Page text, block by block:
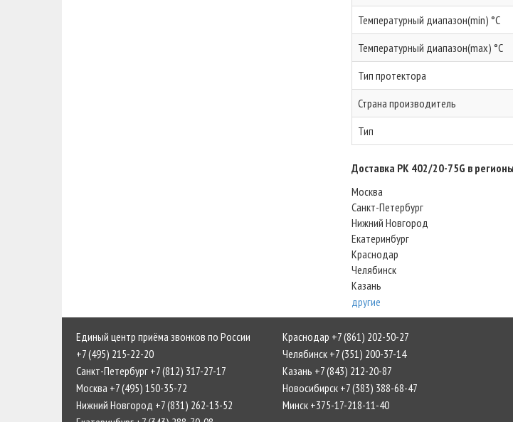
Температурный диапазон(min) °C
Температурный диапазон(max) °C
Тип протектора
Страна производитель
Тип
Доставка PK 402/20-75G в регионы
Москва
Санкт-Петербург
Нижний Новгород
Екатеринбург
Краснодар
Челябинск
Казань
другие
Единый центр приёма звонков по России
+7 (495) 215-22-20
Санкт-Петербург +7 (812) 317-27-17
Москва +7 (495) 150-35-72
Нижний Новгород +7 (831) 262-13-52
Краснодар +7 (861) 202-50-27
Челябинск +7 (351) 200-37-14
Казань +7 (843) 212-20-87
Новосибирск +7 (383) 388-68-47
Минск +375-17-218-11-40